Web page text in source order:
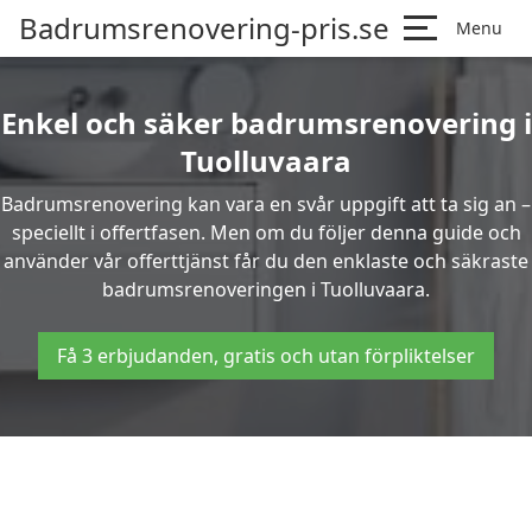
Badrumsrenovering-pris.se Menu
Enkel och säker badrumsrenovering i
Tuolluvaara
Badrumsrenovering kan vara en svår uppgift att ta sig an –
speciellt i offertfasen. Men om du följer denna guide och
använder vår offerttjänst får du den enklaste och säkraste
badrumsrenoveringen i Tuolluvaara.
Få 3 erbjudanden, gratis och utan förpliktelser